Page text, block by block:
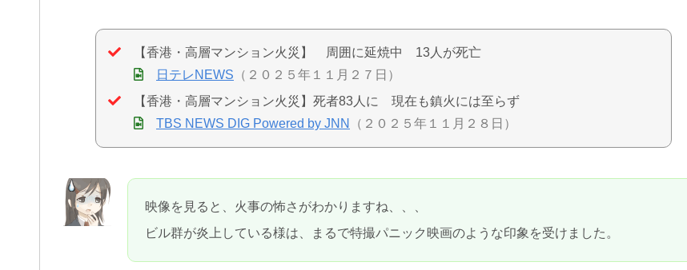
【香港・高層マンション火災】 周囲に延焼中 13人が死亡
日テレNEWS （２０２５年１１月２７日）
【香港・高層マンション火災】死者83人に 現在も鎮火には至らず
TBS NEWS DIG Powered by JNN
（２０２５年１１月２８日）
映像を見ると、火事の怖さがわかりますね、、、
ビル群が炎上している様は、まるで特撮パニック映画のような印象を受けました。